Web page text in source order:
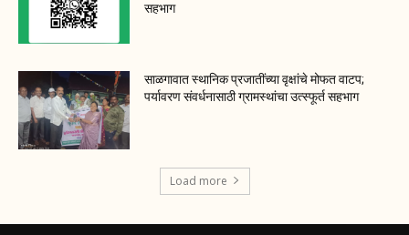
सहभाग
साळगावात स्थानिक प्रजातींच्या वृक्षांचे मोफत वाटप;
पर्यावरण संवर्धनासाठी ग्रामस्थांचा उत्स्फूर्त सहभाग
Load more